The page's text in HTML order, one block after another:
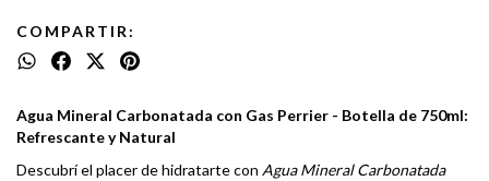
COMPARTIR:
Agua Mineral Carbonatada con Gas Perrier - Botella de 750ml:
Refrescante y Natural
Descubrí el placer de hidratarte con Agua Mineral Carbonatada